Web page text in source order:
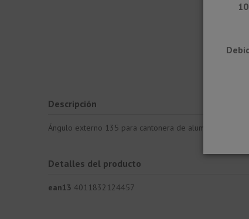
Descripción
Ángulo externo 135 para cantonera de alumino
Detalles del producto
ean13 4011832124457